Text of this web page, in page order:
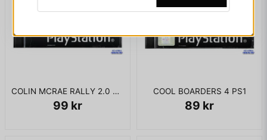
COLIN MCRAE RALLY 2.0 PS1
99 kr
COOL BOARDERS 4 PS1
89 kr